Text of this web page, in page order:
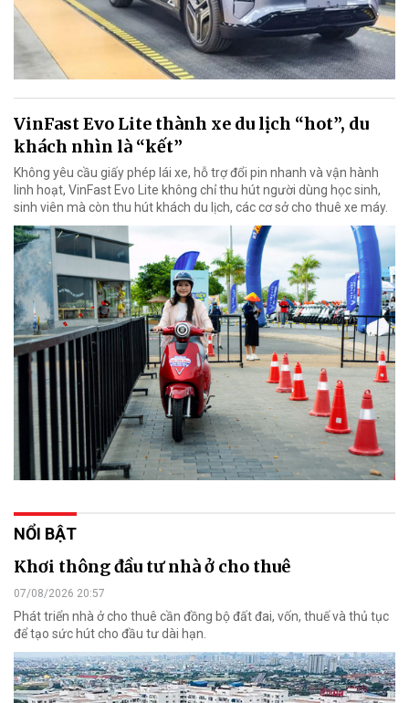
VinFast Evo Lite thành xe du lịch “hot”, du
khách nhìn là “kết”
Không yêu cầu giấy phép lái xe, hỗ trợ đổi pin nhanh và vận hành
linh hoạt, VinFast Evo Lite không chỉ thu hút người dùng học sinh,
sinh viên mà còn thu hút khách du lịch, các cơ sở cho thuê xe máy.
NỔI BẬT
Khơi thông đầu tư nhà ở cho thuê
07/08/2026 20:57
Phát triển nhà ở cho thuê cần đồng bộ đất đai, vốn, thuế và thủ tục
để tạo sức hút cho đầu tư dài hạn.